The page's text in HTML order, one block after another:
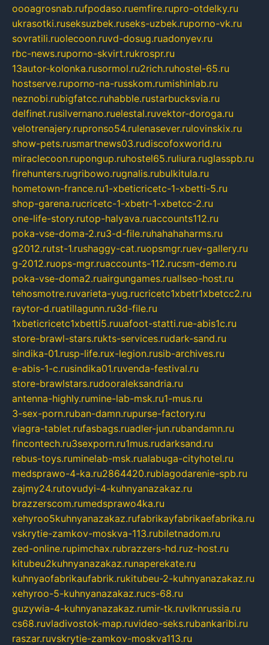
oooagrosnab.rufpodaso.ruemfire.rupro-otdelky.ru
ukrasotki.ruseksuzbek.ruseks-uzbek.ruporno-vk.ru
sovratili.ruolecoon.ruvd-dosug.ruadonyev.ru
rbc-news.ruporno-skvirt.rukrospr.ru
13autor-kolonka.rusormol.ru2rich.ruhostel-65.ru
hostserve.ruporno-na-russkom.rumishinlab.ru
neznobi.rubigfatcc.ruhabble.rustarbucksvia.ru
delfinet.rusilvernano.ruelestal.ruvektor-doroga.ru
velotrenajery.rupronso54.rulenasever.rulovinskix.ru
show-pets.rusmartnews03.rudiscofoxworld.ru
miraclecoon.rupongup.ruhostel65.ruliura.ruglasspb.ru
firehunters.rugribowo.rugnalis.rubulkitula.ru
hometown-france.ru1-xbeticricetc-1-xbetti-5.ru
shop-garena.rucricetc-1-xbetr-1-xbetcc-2.ru
one-life-story.rutop-halyava.ruaccounts112.ru
poka-vse-doma-2.ru3-d-file.ruhahahaharms.ru
g2012.rutst-1.rushaggy-cat.ruopsmgr.ruev-gallery.ru
g-2012.ruops-mgr.ruaccounts-112.rucsm-demo.ru
poka-vse-doma2.ruairgungames.ruallseo-host.ru
tehosmotre.ruvarieta-yug.rucricetc1xbetr1xbetcc2.ru
raytor-d.ruatillagunn.ru3d-file.ru
1xbeticricetc1xbetti5.ruuafoot-statti.rue-abis1c.ru
store-brawl-stars.rukts-services.rudark-sand.ru
sindika-01.rusp-life.rux-legion.rusib-archives.ru
e-abis-1-c.rusindika01.ruvenda-festival.ru
store-brawlstars.rudooraleksandria.ru
antenna-highly.rumine-lab-msk.ru1-mus.ru
3-sex-porn.ruban-damn.rupurse-factory.ru
viagra-tablet.rufasbags.ruadler-jun.rubandamn.ru
fincontech.ru3sexporn.ru1mus.rudarksand.ru
rebus-toys.ruminelab-msk.rualabuga-cityhotel.ru
medsprawo-4-ka.ru2864420.rublagodarenie-spb.ru
zajmy24.rutovudyi-4-kuhnyanazakaz.ru
brazzerscom.rumedsprawo4ka.ru
xehyroo5kuhnyanazakaz.rufabrikayfabrikaefabrika.ru
vskrytie-zamkov-moskva-113.rubiletnadom.ru
zed-online.rupimchax.rubrazzers-hd.ruz-host.ru
kitubeu2kuhnyanazakaz.runaperekate.ru
kuhnyaofabrikaufabrik.rukitubeu-2-kuhnyanazakaz.ru
xehyroo-5-kuhnyanazakaz.rucs-68.ru
guzywia-4-kuhnyanazakaz.rumir-tk.ruvlknrussia.ru
cs68.ruvladivostok-map.ruvideo-seks.rubankaribi.ru
raszar.ruvskrytie-zamkov-moskva113.ru